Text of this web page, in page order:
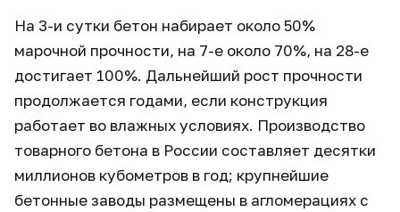
На 3-и сутки бетон набирает около 50%
марочной прочности, на 7-е около 70%, на 28-е
достигает 100%. Дальнейший рост прочности
продолжается годами, если конструкция
работает во влажных условиях. Производство
товарного бетона в России составляет десятки
миллионов кубометров в год; крупнейшие
бетонные заводы размещены в агломерациях с